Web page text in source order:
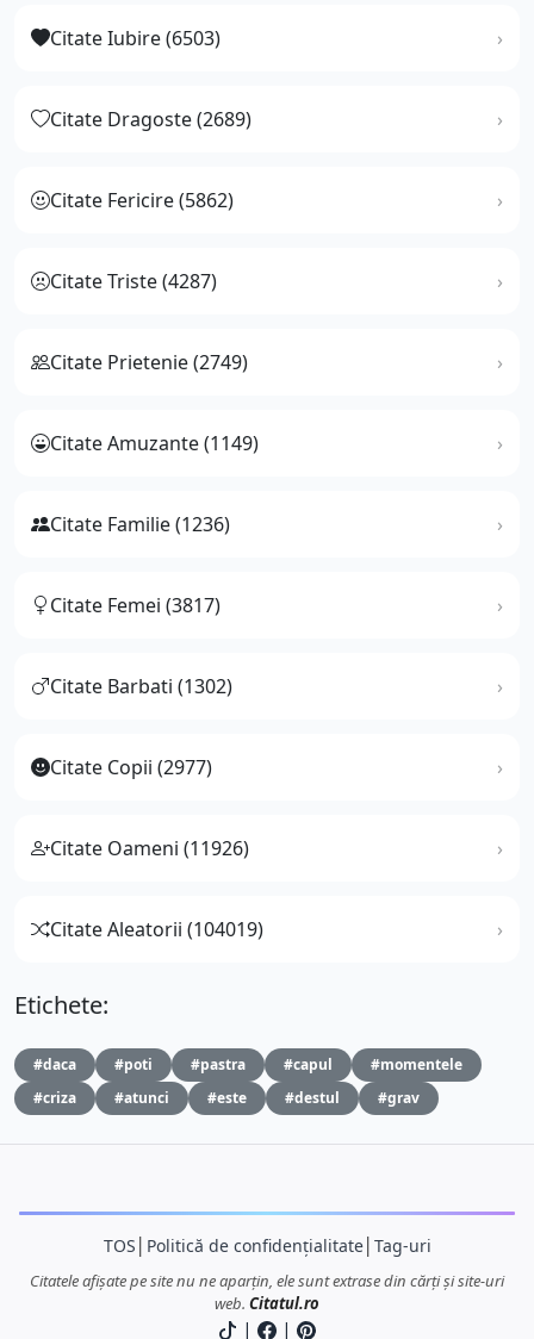
Citate Iubire (6503)
Citate Dragoste (2689)
Citate Fericire (5862)
Citate Triste (4287)
Citate Prietenie (2749)
Citate Amuzante (1149)
Citate Familie (1236)
Citate Femei (3817)
Citate Barbati (1302)
Citate Copii (2977)
Citate Oameni (11926)
Citate Aleatorii (104019)
Etichete:
#daca #poti #pastra #capul
#momentele
#criza
#atunci #este #destul #grav
TOS Politică de confidențialitate│ Tag-uri
Citatele afișate pe site nu ne aparțin, ele sunt extrase din cărți și site-uri
web. Citatul.ro
| |